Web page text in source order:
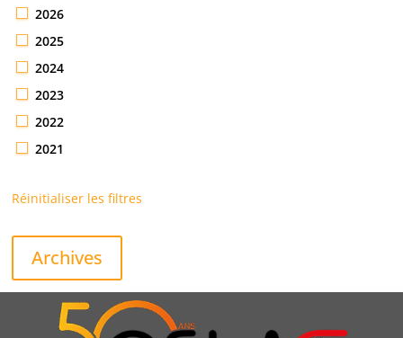
2026
2025
2024
2023
2022
2021
Réinitialiser les filtres
Archives